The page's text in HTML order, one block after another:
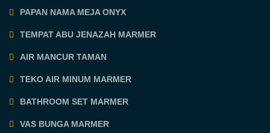
PAPAN NAMA MEJA ONYX
TEMPAT ABU JENAZAH MARMER
AIR MANCUR TAMAN
TEKO AIR MINUM MARMER
BATHROOM SET MARMER
VAS BUNGA MARMER